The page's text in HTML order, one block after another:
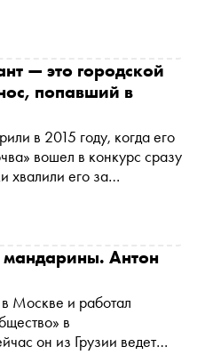
роман «Валсарб».
или сказок в
— это городской
попавший в
в 2015 году, когда его
вошел в конкурс сразу
хвалили его за
событием:
во многом повторял
В новом романе
релокантом, осенью
Грузию. Впрочем, сам
«Снобу» о новом
Антон
Москве и работал
в
он из Грузии ведет